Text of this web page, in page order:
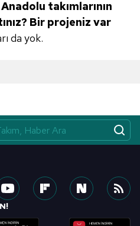
Anadolu takımlarının
Bir projeniz var
da yok.